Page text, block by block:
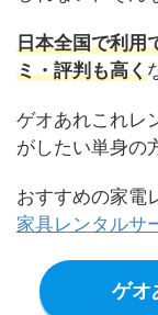
日本全国で利用
ミ・評判も高く
ゲオあれこれレ
がしたい単身の
おすすめの家電
家具レンタルサ
ゲオ